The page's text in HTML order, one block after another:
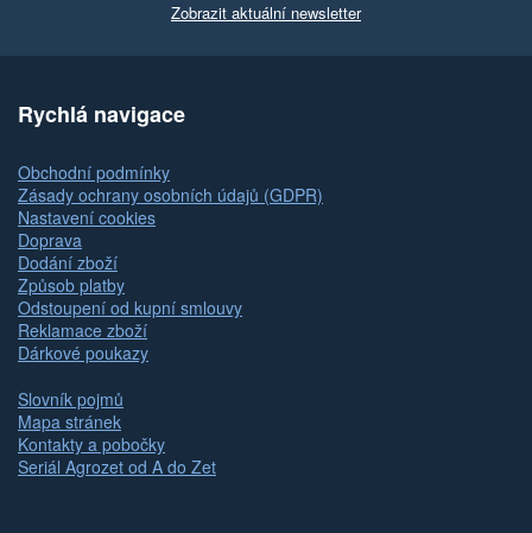
Zobrazit aktuální newsletter
Rychlá navigace
Obchodní podmínky
Zásady ochrany osobních údajů (GDPR)
Nastavení cookies
Doprava
Dodání zboží
Způsob platby
Odstoupení od kupní smlouvy
Reklamace zboží
Dárkové poukazy
Slovník pojmů
Mapa stránek
Kontakty a pobočky
Seriál Agrozet od A do Zet